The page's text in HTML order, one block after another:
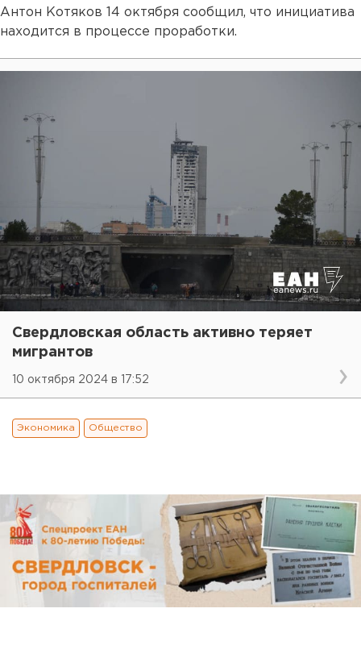
Антон Котяков 14 октября сообщил, что инициатива
находится в процессе проработки.
Свердловская область активно теряет
мигрантов
10 октября 2024 в 17:52
Экономика Общество